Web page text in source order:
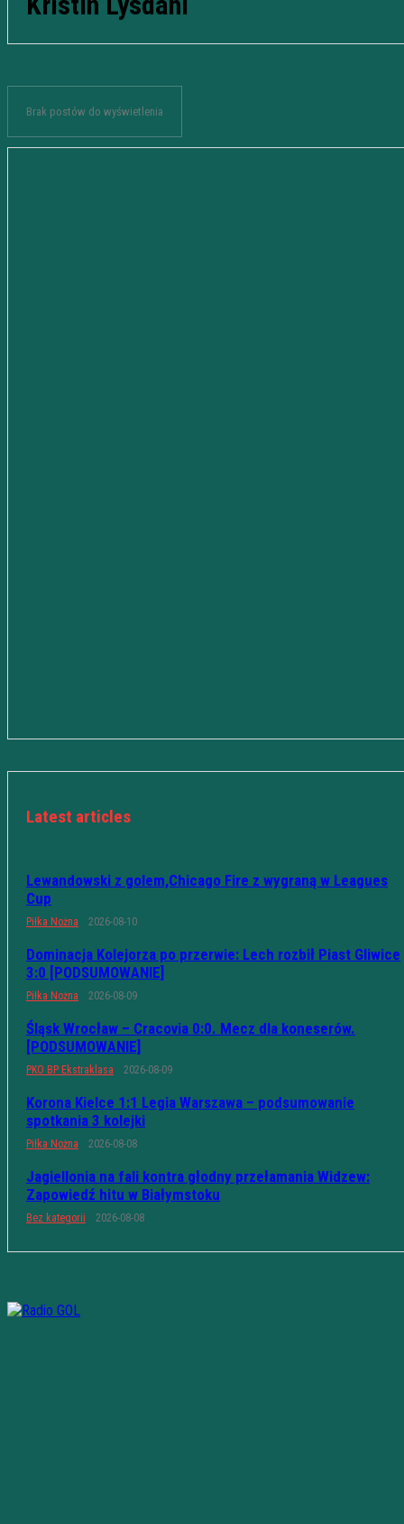
Brak postów do wyświetlenia
Latest articles
Lewandowski z golem,Chicago Fire z wygraną w Leagues
Cup
Piłka Nożna 2026-08-10
Dominacja Kolejorza po przerwie: Lech rozbił Piast Gliwice
3:0 [PODSUMOWANIE]
Piłka Nożna 2026-08-09
Śląsk Wrocław – Cracovia 0:0. Mecz dla koneserów.
[PODSUMOWANIE]
PKO BP Ekstraklasa 2026-08-09
Korona Kielce 1:1 Legia Warszawa – podsumowanie
spotkania 3 kolejki
Piłka Nożna 2026-08-08
Jagiellonia na fali kontra głodny przełamania Widzew:
Zapowiedź hitu w Białymstoku
Bez kategorii 2026-08-08